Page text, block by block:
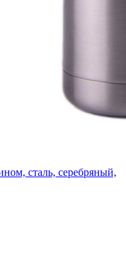
сталь, серебряный,